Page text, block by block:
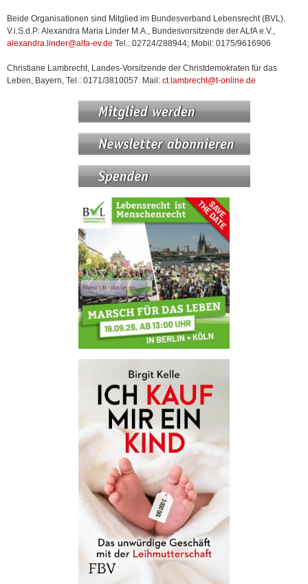
Beide Organisationen sind Mitglied im Bundesverband Lebensrecht (BVL).
V.i.S.d.P: Alexandra Maria Linder M.A., Bundesvorsitzende der ALfA e.V.,
alexandra.linder@alfa-ev.de Tel.: 02724/288944; Mobil: 0175/9616906
Christiane Lambrecht, Landes-Vorsitzende der Christdemokraten für das
Leben, Bayern, Tel.: 0171/3810057. Mail: ct.lambrecht@t-online.de